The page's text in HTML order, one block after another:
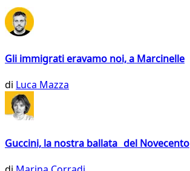
Gli immigrati eravamo noi, a Marcinelle
di Luca Mazza
Guccini, la nostra ballata del Novecento